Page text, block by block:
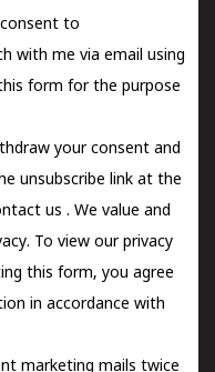
to
with me via email using
form for the purpose
your consent and
unsubscribe link at the
us . We value and
To view our privacy
this form, you agree
in accordance with
marketing mails twice